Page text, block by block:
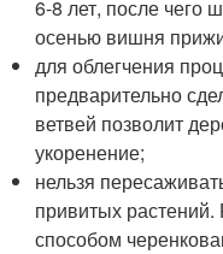
6-8 лет, после чего
осенью вишня
для облегчения
предварительно
ветвей позволит
укоренение;
нельзя
привитых
способом